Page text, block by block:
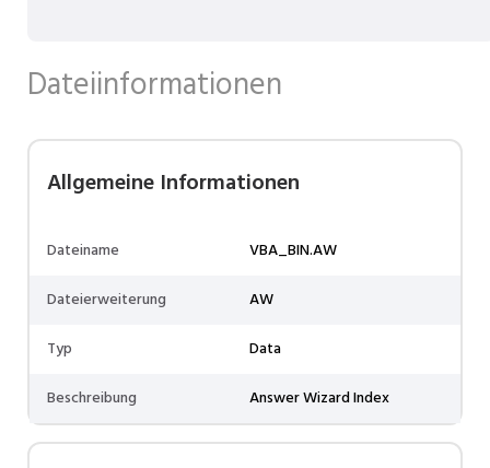
Dateiinformationen
Allgemeine Informationen
Dateiname
VBA_BIN.AW
Dateierweiterung
AW
Typ
Data
Beschreibung
Answer Wizard Index